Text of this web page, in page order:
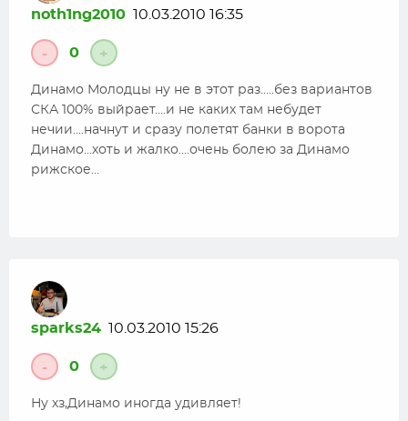
noth1ng2010 10.03.2010 16:35
- 0 +
Динамо Молодцы ну не в этот раз…..без вариантов
СКА 100% выйрает….и не каких там небудет
нечии….начнут и сразу полетят банки в ворота
Динамо…хоть и жалко….очень болею за Динамо
рижское…
sparks24 10.03.2010 15:26
- 0 +
Ну хз,Динамо иногда удивляет!